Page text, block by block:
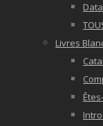
Livres